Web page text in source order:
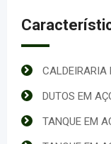
CALDEIRARIA
DUTOS EM
TANQUE EM